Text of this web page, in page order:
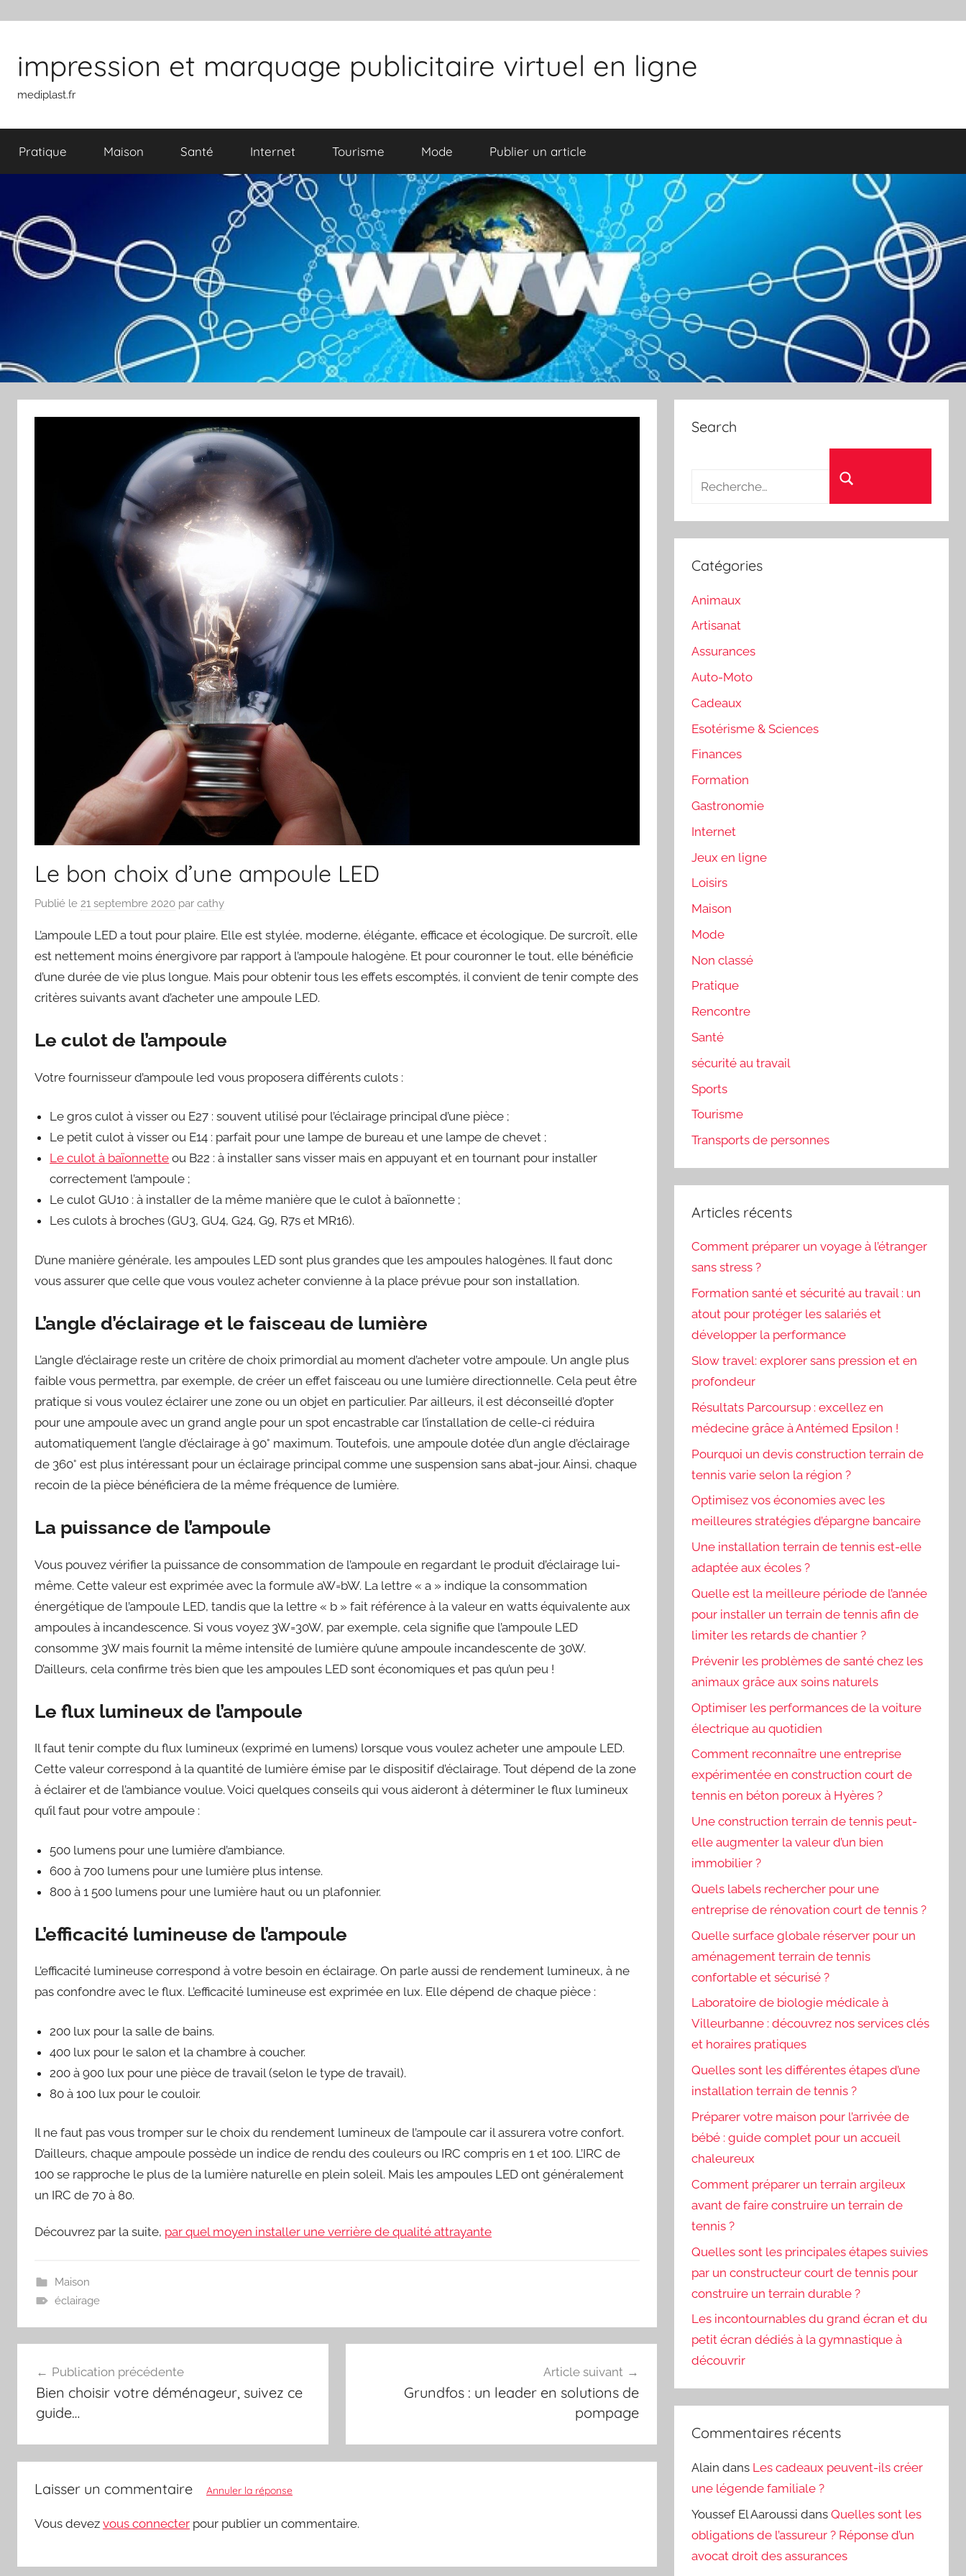
impression et marquage publicitaire virtuel en ligne
mediplast.fr
Pratique Maison Santé Internet Tourisme Mode Publier un article
Le bon choix d’une ampoule LED
Publié le 21 septembre 2020 par cathy
L’ampoule LED a tout pour plaire. Elle est stylée, moderne, élégante, efficace et écologique. De surcroît, elle
est nettement moins énergivore par rapport à l’ampoule halogène. Et pour couronner le tout, elle bénéficie
d’une durée de vie plus longue. Mais pour obtenir tous les effets escomptés, il convient de tenir compte des
critères suivants avant d’acheter une ampoule LED.
Le culot de l’ampoule
Votre fournisseur d’ampoule led vous proposera différents culots :
Le gros culot à visser ou E27 : souvent utilisé pour l’éclairage principal d’une pièce ;
Le petit culot à visser ou E14 : parfait pour une lampe de bureau et une lampe de chevet ;
Le culot à baïonnette ou B22 : à installer sans visser mais en appuyant et en tournant pour installer
correctement l’ampoule ;
Le culot GU10 : à installer de la même manière que le culot à baïonnette ;
Les culots à broches (GU3, GU4, G24, G9, R7s et MR16).
D’une manière générale, les ampoules LED sont plus grandes que les ampoules halogènes. Il faut donc
vous assurer que celle que vous voulez acheter convienne à la place prévue pour son installation.
L’angle d’éclairage et le faisceau de lumière
L’angle d’éclairage reste un critère de choix primordial au moment d’acheter votre ampoule. Un angle plus
faible vous permettra, par exemple, de créer un effet faisceau ou une lumière directionnelle. Cela peut être
pratique si vous voulez éclairer une zone ou un objet en particulier. Par ailleurs, il est déconseillé d’opter
pour une ampoule avec un grand angle pour un spot encastrable car l’installation de celle-ci réduira
automatiquement l’angle d’éclairage à 90° maximum. Toutefois, une ampoule dotée d’un angle d’éclairage
de 360° est plus intéressant pour un éclairage principal comme une suspension sans abat-jour. Ainsi, chaque
recoin de la pièce bénéficiera de la même fréquence de lumière.
La puissance de l’ampoule
Vous pouvez vérifier la puissance de consommation de l’ampoule en regardant le produit d’éclairage lui-
même. Cette valeur est exprimée avec la formule aW=bW. La lettre « a » indique la consommation
énergétique de l’ampoule LED, tandis que la lettre « b » fait référence à la valeur en watts équivalente aux
ampoules à incandescence. Si vous voyez 3W=30W, par exemple, cela signifie que l’ampoule LED
consomme 3W mais fournit la même intensité de lumière qu’une ampoule incandescente de 30W.
D’ailleurs, cela confirme très bien que les ampoules LED sont économiques et pas qu’un peu !
Le flux lumineux de l’ampoule
Il faut tenir compte du flux lumineux (exprimé en lumens) lorsque vous voulez acheter une ampoule LED.
Cette valeur correspond à la quantité de lumière émise par le dispositif d’éclairage. Tout dépend de la zone
à éclairer et de l’ambiance voulue. Voici quelques conseils qui vous aideront à déterminer le flux lumineux
qu’il faut pour votre ampoule :
500 lumens pour une lumière d’ambiance.
600 à 700 lumens pour une lumière plus intense.
800 à 1 500 lumens pour une lumière haut ou un plafonnier.
L’efficacité lumineuse de l’ampoule
L’efficacité lumineuse correspond à votre besoin en éclairage. On parle aussi de rendement lumineux, à ne
pas confondre avec le flux. L’efficacité lumineuse est exprimée en lux. Elle dépend de chaque pièce :
200 lux pour la salle de bains.
400 lux pour le salon et la chambre à coucher.
200 à 900 lux pour une pièce de travail (selon le type de travail).
80 à 100 lux pour le couloir.
Il ne faut pas vous tromper sur le choix du rendement lumineux de l’ampoule car il assurera votre confort.
D’ailleurs, chaque ampoule possède un indice de rendu des couleurs ou IRC compris en 1 et 100. L’IRC de
100 se rapproche le plus de la lumière naturelle en plein soleil. Mais les ampoules LED ont généralement
un IRC de 70 à 80.
Découvrez par la suite, par quel moyen installer une verrière de qualité attrayante
Maison
éclairage
de
l’article
Publication précédente
Bien choisir votre déménageur, suivez ce
guide…
Article suivant
Grundfos : un leader en solutions de
pompage
Laisser un commentaire Annuler la réponse
Vous devez vous connecter pour publier un commentaire.
Search
Catégories
Animaux
Artisanat
Assurances
Auto-Moto
Cadeaux
Esotérisme & Sciences
Finances
Formation
Gastronomie
Internet
Jeux en ligne
Loisirs
Maison
Mode
Non classé
Pratique
Rencontre
Santé
sécurité au travail
Sports
Tourisme
Transports de personnes
Articles récents
Comment préparer un voyage à l’étranger
sans stress ?
Formation santé et sécurité au travail : un
atout pour protéger les salariés et
développer la performance
Slow travel: explorer sans pression et en
profondeur
Résultats Parcoursup : excellez en
médecine grâce à Antémed Epsilon !
Pourquoi un devis construction terrain de
tennis varie selon la région ?
Optimisez vos économies avec les
meilleures stratégies d’épargne bancaire
Une installation terrain de tennis est-elle
adaptée aux écoles ?
Quelle est la meilleure période de l’année
pour installer un terrain de tennis afin de
limiter les retards de chantier ?
Prévenir les problèmes de santé chez les
animaux grâce aux soins naturels
Optimiser les performances de la voiture
électrique au quotidien
Comment reconnaître une entreprise
expérimentée en construction court de
tennis en béton poreux à Hyères ?
Une construction terrain de tennis peut-
elle augmenter la valeur d’un bien
immobilier ?
Quels labels rechercher pour une
entreprise de rénovation court de tennis ?
Quelle surface globale réserver pour un
aménagement terrain de tennis
confortable et sécurisé ?
Laboratoire de biologie médicale à
Villeurbanne : découvrez nos services clés
et horaires pratiques
Quelles sont les différentes étapes d’une
installation terrain de tennis ?
Préparer votre maison pour l’arrivée de
bébé : guide complet pour un accueil
chaleureux
Comment préparer un terrain argileux
avant de faire construire un terrain de
tennis ?
Quelles sont les principales étapes suivies
par un constructeur court de tennis pour
construire un terrain durable ?
Les incontournables du grand écran et du
petit écran dédiés à la gymnastique à
découvrir
Commentaires récents
Alain dans Les cadeaux peuvent-ils créer
une légende familiale ?
Youssef El Aaroussi dansQuelles sont les
obligations de l’assureur ? Réponse d’un
avocat droit des assurances